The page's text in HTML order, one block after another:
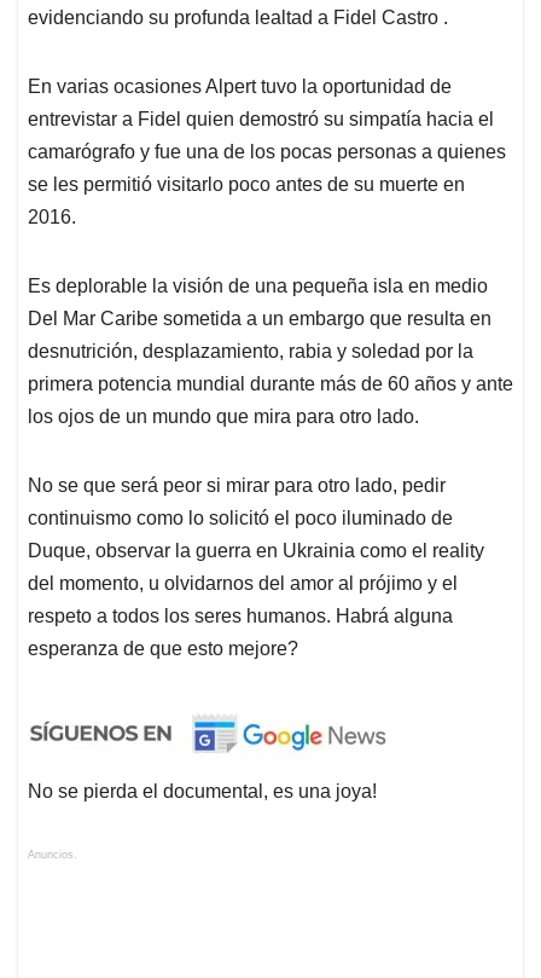
evidenciando su profunda lealtad a Fidel Castro .
En varias ocasiones Alpert tuvo la oportunidad de
entrevistar a Fidel quien demostró su simpatía hacia el
camarógrafo y fue una de los pocas personas a quienes
se les permitió visitarlo poco antes de su muerte en
2016.
Es deplorable la visión de una pequeña isla en medio
Del Mar Caribe sometida a un embargo que resulta en
desnutrición, desplazamiento, rabia y soledad por la
primera potencia mundial durante más de 60 años y ante
los ojos de un mundo que mira para otro lado.
No se que será peor si mirar para otro lado, pedir
continuismo como lo solicitó el poco iluminado de
Duque, observar la guerra en Ukrainia como el reality
del momento, u olvidarnos del amor al prójimo y el
respeto a todos los seres humanos. Habrá alguna
esperanza de que esto mejore?
No se pierda el documental, es una joya!
Anuncios.